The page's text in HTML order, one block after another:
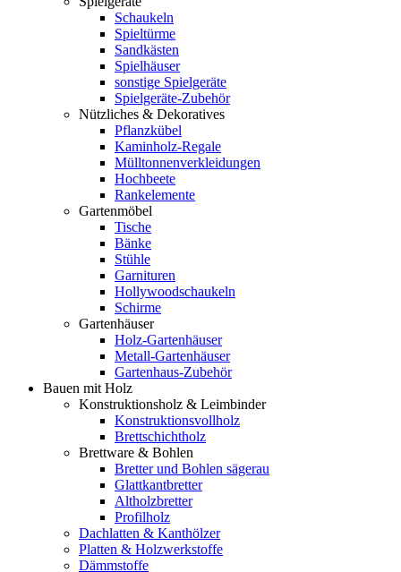
Schaukeln
Spieltürme
Sandkästen
Spielhäuser
sonstige Spielgeräte
Spielgeräte-Zubehör
Nützliches & Dekoratives
Pflanzkübel
Kaminholz-Regale
Mülltonnenverkleidungen
Hochbeete
Rankelemente
Gartenmöbel
Tische
Bänke
Stühle
Garnituren
Hollywoodschaukeln
Schirme
Gartenhäuser
Holz-Gartenhäuser
Metall-Gartenhäuser
Gartenhaus-Zubehör
Bauen mit Holz
Konstruktionsholz & Leimbinder
Konstruktionsvollholz
Brettschichtholz
Brettware & Bohlen
Bretter und Bohlen sägerau
Glattkantbretter
Altholzbretter
Profilholz
Dachlatten & Kanthölzer
Platten & Holzwerkstoffe
Dämmstoffe